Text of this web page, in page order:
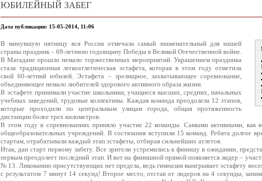
ЮБИЛЕЙНЫЙ ЗАБЕГ
Дата публикации: 15-05-2014, 11:06
В минувшую пятницу вся Россия отмечала самый знаменательный для нашей
страны праздник – 69-летнюю годовщину Победы в Великой Отечественной войне.
В Магадане прошло немало торжественных мероприятий. Украшением праздника
стала традиционная легкоатлетическая эстафета, которая в этом году отметила
свой 60-летний юбилей. Эстафета – зрелищное, захватывающее соревнование,
объединяющее немало любителей здорового активного образа жизни.
В эстафете принимали участие школьники, учащиеся высших, средних, начальных
учебных заведений, трудовые коллективы. Каждая команда преодолела 12 этапов,
которые проходили по центральным улицам города, общая протяженность
дистанции более трех километров.
В этом году в соревнованиях приняло участие 22 команды. Самыми активными, как
общеобразовательных учреждений. В состязания вступили 15 команд. Ребята долгое
стартам, отрабатывали каждый этап эстафеты, отбирая сильнейших атлетов.
Итак, дан старт первому забегу. Все зрители устремились к финишу в ожидании,
первым преодолеет последний этап. И вот на финишной прямой появляется лидер –
№ 13. Ликованию присутствующих нет предела, ведь гимназия выигрывает эстафету
с результатом 7 минут 14 секунд! Второе место, отстав от лидеров на 4 секунды,